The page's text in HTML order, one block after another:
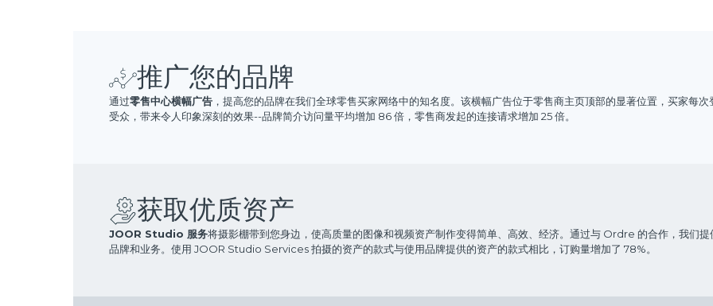
推广您的品牌
通过零售中心横幅广告 ，提高您的品牌在我们全球零售买家网络中的知名度。该横幅广告位于零售商主页顶部的显著位置，买家每
受众，带来令人印象深刻的效果--品牌简介访问量平均增加 86 倍，零售商发起的连接请求增加 25 倍。
获取优质资产
JOOR Studio 服务将摄影棚带到您身边，使高质量的图像和视频资产制作变得简单、高效、经济。通过与 Ordre 的合作，我们
品牌和业务。使用 JOOR Studio Services 拍摄的资产的款式与使用品牌提供的资产的款式相比，订购量增加了 78%。